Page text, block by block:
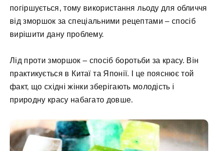
погіршується, тому використання льоду для обличчя
від зморшок за спеціальними рецептами – спосіб
вирішити дану проблему.
Лід проти зморшок – спосіб боротьби за красу. Він
практикується в Китаї та Японії. І це пояснює той
факт, що східні жінки зберігають молодість і
природну красу набагато довше.